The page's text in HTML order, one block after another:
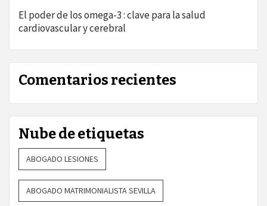
El poder de los omega-3 : clave para la salud
cardiovascular y cerebral
Comentarios recientes
Nube de etiquetas
ABOGADO LESIONES
ABOGADO MATRIMONIALISTA SEVILLA